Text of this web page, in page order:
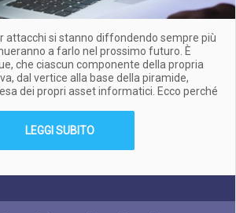
attacchi si stanno diffondendo sempre più
a farlo nel prossimo futuro. È
che ciascun componente della propria
dal vertice alla base della piramide,
dei propri asset informatici. Ecco perché
LEGGI SUBITO